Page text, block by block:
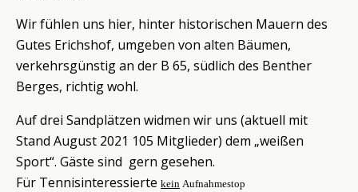
Wir fühlen uns hier, hinter historischen Mauern des
Gutes Erichshof, umgeben von alten Bäumen,
verkehrsgünstig an der B 65, südlich des Benther
Berges, richtig wohl.
Auf drei Sandplätzen widmen wir uns (aktuell mit
Stand August 2021 105 Mitglieder) dem „weißen
Sport“. Gäste sind gern gesehen.
Für Tennisinteressierte kein Aufnahmestop